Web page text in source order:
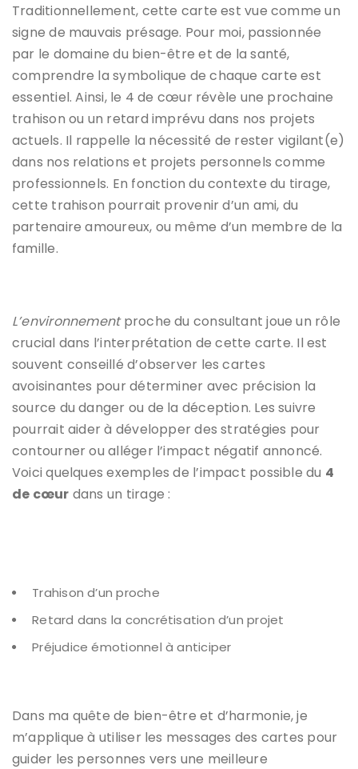
Traditionnellement, cette carte est vue comme un
signe de mauvais présage. Pour moi, passionnée
par le domaine du bien-être et de la santé,
comprendre la symbolique de chaque carte est
essentiel. Ainsi, le 4 de cœur révèle une prochaine
trahison ou un retard imprévu dans nos projets
actuels. Il rappelle la nécessité de rester vigilant(e)
dans nos relations et projets personnels comme
professionnels. En fonction du contexte du tirage,
cette trahison pourrait provenir d’un ami, du
partenaire amoureux, ou même d’un membre de la
famille.
L’environnementproche du consultant joue un rôle
crucial dans l’interprétation de cette carte. Il est
souvent conseillé d’observer les cartes
avoisinantes pour déterminer avec précision la
source du danger ou de la déception. Les suivre
pourrait aider à développer des stratégies pour
contourner ou alléger l’impact négatif annoncé.
Voici quelques exemples de l’impact possible du 4
de cœur dans un tirage :
Trahison d’un proche
Retard dans la concrétisation d’un projet
Préjudice émotionnel à anticiper
Dans ma quête de bien-être et d’harmonie, je
m’applique à utiliser les messages des cartes pour
guider les personnes vers une meilleure